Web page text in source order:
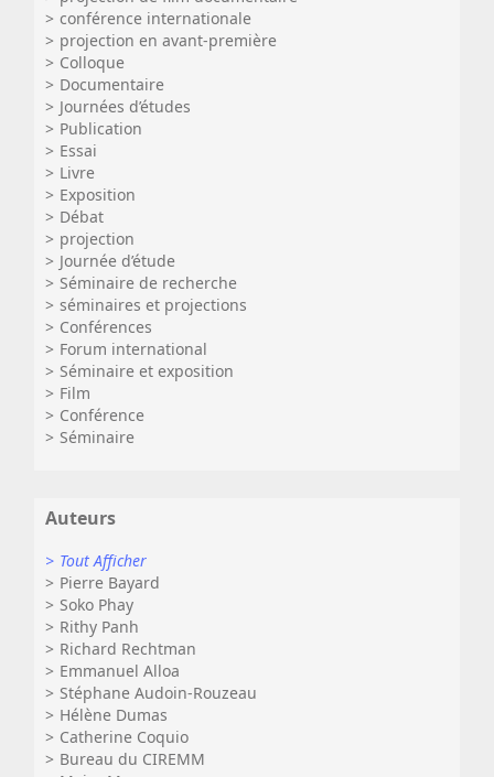
conférence internationale
projection en avant-première
Colloque
Documentaire
Journées d’études
Publication
Essai
Livre
Exposition
Débat
projection
Journée d’étude
Séminaire de recherche
séminaires et projections
Conférences
Forum international
Séminaire et exposition
Film
Conférence
Séminaire
Auteurs
Tout Afficher
Pierre Bayard
Soko Phay
Rithy Panh
Richard Rechtman
Emmanuel Alloa
Stéphane Audoin-Rouzeau
Hélène Dumas
Catherine Coquio
Bureau du CIREMM